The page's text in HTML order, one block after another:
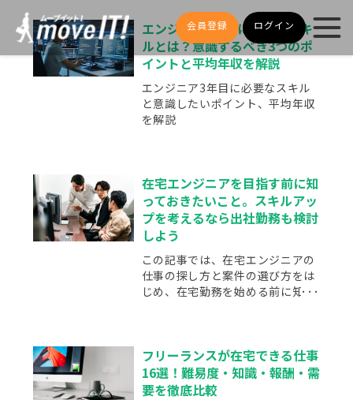
会員登録 ログイン
エンジニア3年目に必要なスキ
ルとは？意識するべき3つのポ
イントと平均年収を解説
エンジニア3年目に必要なスキル
と意識したいポイント、平均年収
を解説
在宅エンジニアを目指す前に知
っておきたいこと。スキルアッ
プを考えるなら出社勤務も検討
しよう
この記事では、在宅エンジニアの
仕事の探し方と案件の選び方をは
じめ、在宅勤務を始める前に知っ
フリーランスが在宅できる仕事
16選！難易度・知識・報酬・需
要を徹底比較